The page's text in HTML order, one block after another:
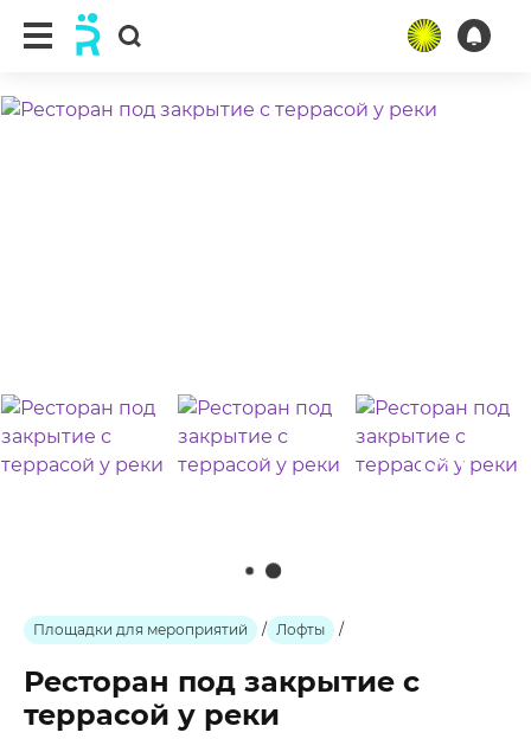
Площадки для мероприятий / Лофты /
Ресторан под закрытие с
террасой у реки